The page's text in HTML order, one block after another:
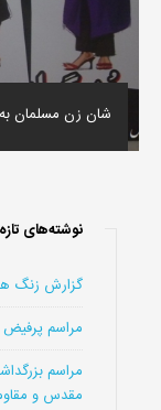
شان زن مسلمان
نوشته‌های تازه
گزارش زنگ
مراسم پرفیض
مراسم
مقدس و